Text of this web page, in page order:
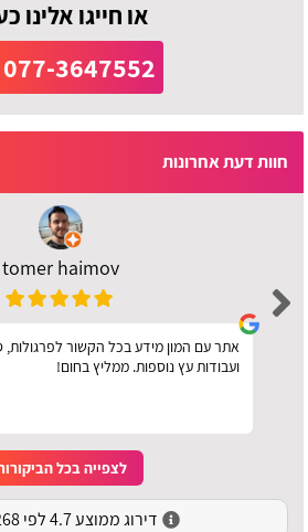
או חייגו אלינו
077-3647552
חוות דעת אחרונות
tomer haimov
אתר עם המון מידע בכל הקשור לפרגולות,
ועבודות עץ נוספות. ממליץ בחום!
לצפייה בכל
דירוג ממוצע 4.7 לפי 268 דירוגים